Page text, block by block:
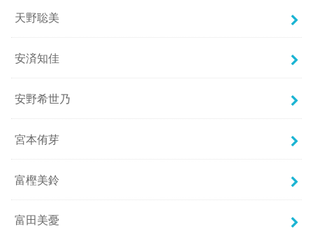
天野聡美
安済知佳
安野希世乃
宮本侑芽
富樫美鈴
富田美憂